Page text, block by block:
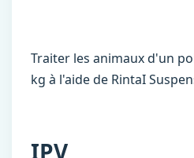
Traiter les animaux d'un
kg à l'aide de RintaI
IPV